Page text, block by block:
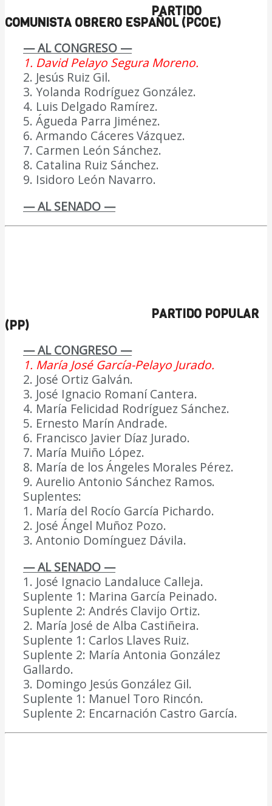
PARTIDO
COMUNISTA OBRERO ESPAÑOL (PCOE)
— AL CONGRESO —
1. David Pelayo Segura Moreno.
2. Jesús Ruiz Gil.
3. Yolanda Rodríguez González.
4. Luis Delgado Ramírez.
5. Águeda Parra Jiménez.
6. Armando Cáceres Vázquez.
7. Carmen León Sánchez.
8. Catalina Ruiz Sánchez.
9. Isidoro León Navarro.
— AL SENADO —
PARTIDO POPULAR
(PP)
— AL CONGRESO —
1. María José García-Pelayo Jurado.
2. José Ortiz Galván.
3. José Ignacio Romaní Cantera.
4. María Felicidad Rodríguez Sánchez.
5. Ernesto Marín Andrade.
6. Francisco Javier Díaz Jurado.
7. María Muiño López.
8. María de los Ángeles Morales Pérez.
9. Aurelio Antonio Sánchez Ramos.
Suplentes:
1. María del Rocío García Pichardo.
2. José Ángel Muñoz Pozo.
3. Antonio Domínguez Dávila.
— AL SENADO —
1. José Ignacio Landaluce Calleja.
Suplente 1: Marina García Peinado.
Suplente 2: Andrés Clavijo Ortiz.
2. María José de Alba Castiñeira.
Suplente 1: Carlos Llaves Ruiz.
Suplente 2: María Antonia González
Gallardo.
3. Domingo Jesús González Gil.
Suplente 1: Manuel Toro Rincón.
Suplente 2: Encarnación Castro García.